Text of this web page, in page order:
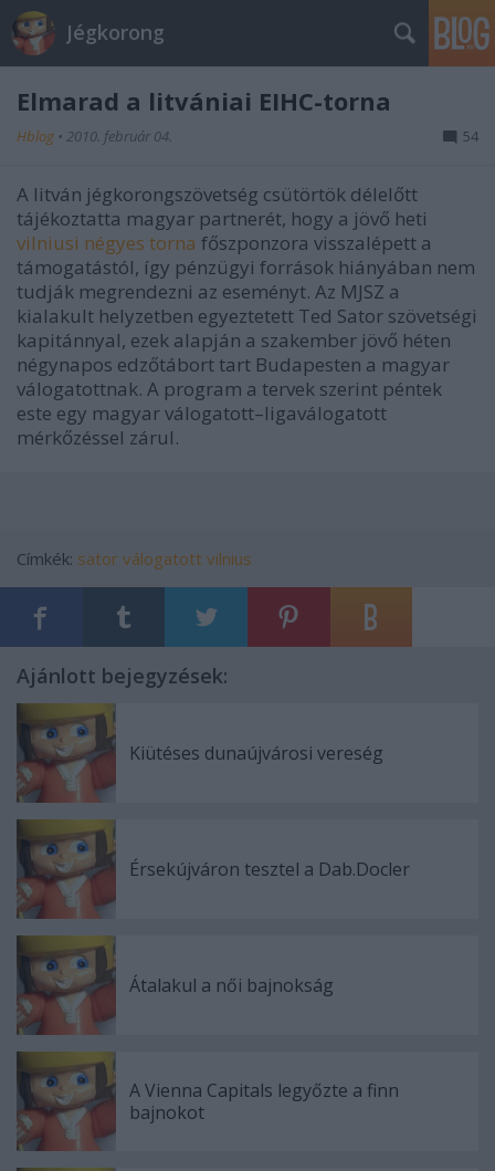
Jégkorong
Elmarad a litvániai EIHC-torna
Hblog • 2010. február 04. 54
A litván jégkorongszövetség csütörtök délelőtt
tájékoztatta magyar partnerét, hogy a jövő heti
vilniusi négyes torna főszponzora visszalépett a
támogatástól, így pénzügyi források hiányában nem
tudják megrendezni az eseményt. Az MJSZ a
kialakult helyzetben egyeztetett Ted Sator szövetségi
kapitánnyal, ezek alapján a szakember jövő héten
négynapos edzőtábort tart Budapesten a magyar
válogatottnak. A program a tervek szerint péntek
este egy magyar válogatott–ligaválogatott
mérkőzéssel zárul.
Címkék: sator válogatott vilnius
Ajánlott bejegyzések:
Kiütéses dunaújvárosi vereség
Érsekújváron tesztel a Dab.Docler
Átalakul a női bajnokság
A Vienna Capitals legyőzte a finn
bajnokot